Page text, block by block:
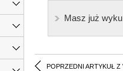
Masz już
POPRZEDNI ARTYKUŁ Z